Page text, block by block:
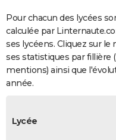
COPAINS D'AVANT
S'inscrire
Se connecter
Lycées
Collèges
Primaires
Universités
Entreprises
Service militaire
Avis de recherche
AVIS DE DÉCÈS
FORUM
Pour chacun des lycées
calculée par
ses lycéens. Cliquez sur
ses statistiques par fillière
mentions) ainsi que
année.
Lycée